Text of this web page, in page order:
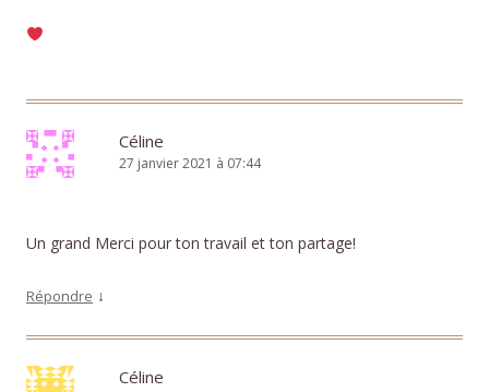
Céline
27 janvier 2021 à 07:44
Un grand Merci pour ton travail et ton partage!
Répondre ↓
Céline